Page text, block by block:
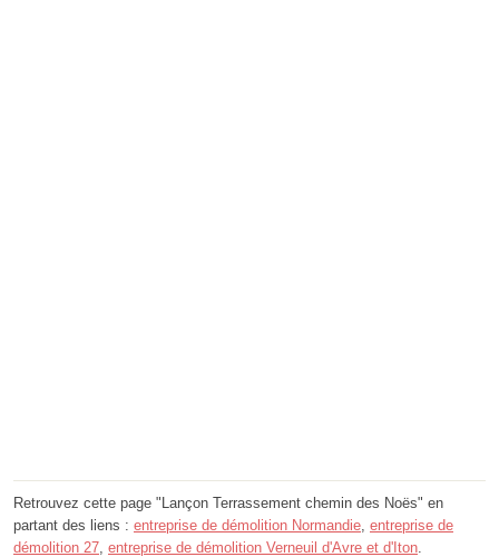
Retrouvez cette page "Lançon Terrassement chemin des Noës" en
partant des liens : entreprise de démolition Normandie, entreprise de
démolition 27, entreprise de démolition Verneuil d'Avre et d'Iton.